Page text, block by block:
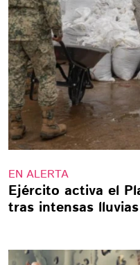
EN ALERTA
Ejército activa el
tras intensas